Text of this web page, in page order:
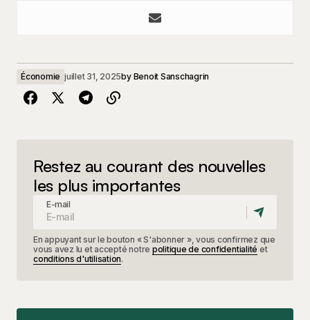
Économie juillet 31, 2025by Benoit Sanschagrin
Restez au courant des nouvelles
les plus importantes
E-mail
En appuyant sur le bouton « S'abonner », vous confirmez que
vous avez lu et accepté notre politique de confidentialité et
conditions d'utilisation.